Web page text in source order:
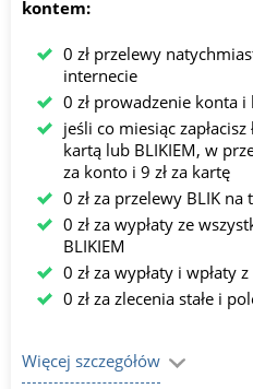
kontem:
0 zł przelewy
internecie
0 zł prowadzenie konta
jeśli co miesiąc zapłacisz
kartą lub BLIKIEM, w
za konto i 9 zł za kartę
0 zł za przelewy BLIK na
0 zł za wypłaty ze
BLIKIEM
0 zł za wypłaty i wpłaty
0 zł za zlecenia stałe i
Więcej szczegółów